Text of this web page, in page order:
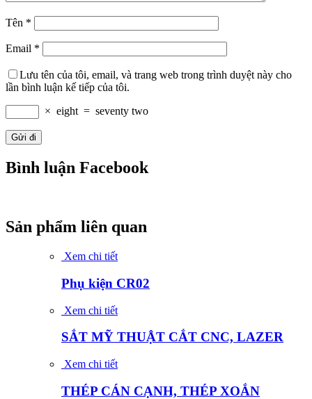
Tên *
Email *
Lưu tên của tôi, email, và trang web trong trình duyệt này cho
lần bình luận kế tiếp của tôi.
× eight = seventy two
Bình luận Facebook
Sản phẩm liên quan
Xem chi tiết
Phụ kiện CR02
Xem chi tiết
SẮT MỸ THUẬT CẮT CNC, LAZER
Xem chi tiết
THÉP CÁN CẠNH, THÉP XOẮN